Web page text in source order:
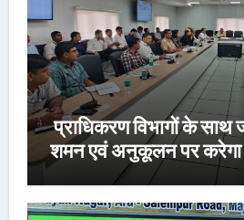
प्राधिकरण विभागों के साथ
शमन एवं अनुकूलन पर करेगा